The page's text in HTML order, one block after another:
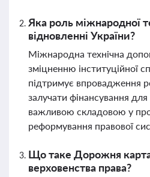
Яка роль міжнародної
відновленні України?
Міжнародна технічна
зміцненню інституційної
підтримує впровадження
залучати фінансування
важливою складовою у
реформування правової
Що таке Дорожня
верховенства права?